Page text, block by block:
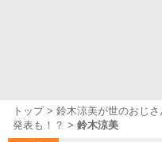
トップ
鈴木涼美が世のおじ
発表も！？
鈴木涼美